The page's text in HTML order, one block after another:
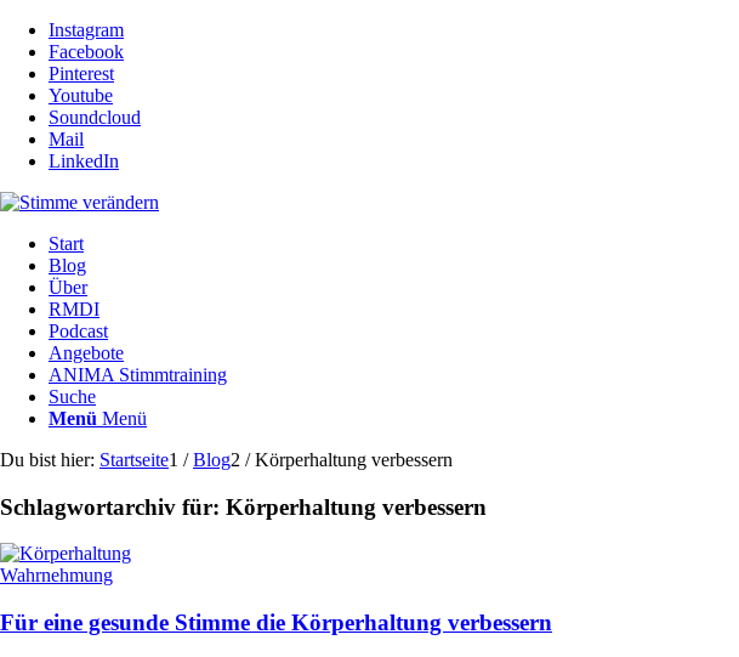
Instagram
Facebook
Pinterest
Youtube
Soundcloud
Mail
LinkedIn
Start
Blog
Über
RMDI
Podcast
Angebote
ANIMA Stimmtraining
Suche
Menü Menü
Du bist hier: Startseite1 / Blog2 / Körperhaltung verbessern
Schlagwortarchiv für: Körperhaltung verbessern
Wahrnehmung
Für eine gesunde Stimme die Körperhaltung verbessern